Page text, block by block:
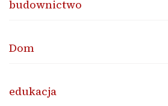
budownictwo
Dom
edukacja